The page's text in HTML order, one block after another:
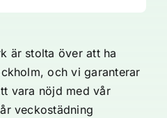
är stolta över att ha
och vi garanterar
vara nöjd med vår
veckostädning